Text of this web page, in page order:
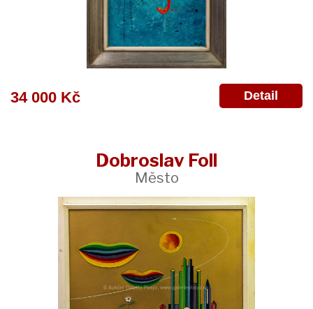
34 000 Kč Detail
Dobroslav Foll
Město